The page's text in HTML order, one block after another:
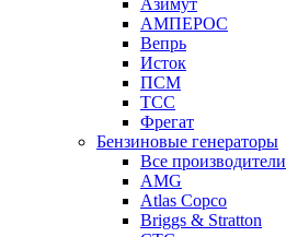
Азимут
АМПЕРОС
Вепрь
Исток
ПСМ
ТСС
Фрегат
Бензиновые генераторы
Все производители
AMG
Atlas Copco
Briggs & Stratton